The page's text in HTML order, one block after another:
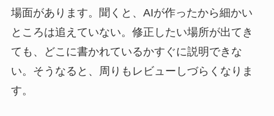
場面があります。聞くと、AIが作ったから細かい
ところは追えていない。修正したい場所が出てき
ても、どこに書かれているかすぐに説明できな
い。そうなると、周りもレビューしづらくなりま
す。